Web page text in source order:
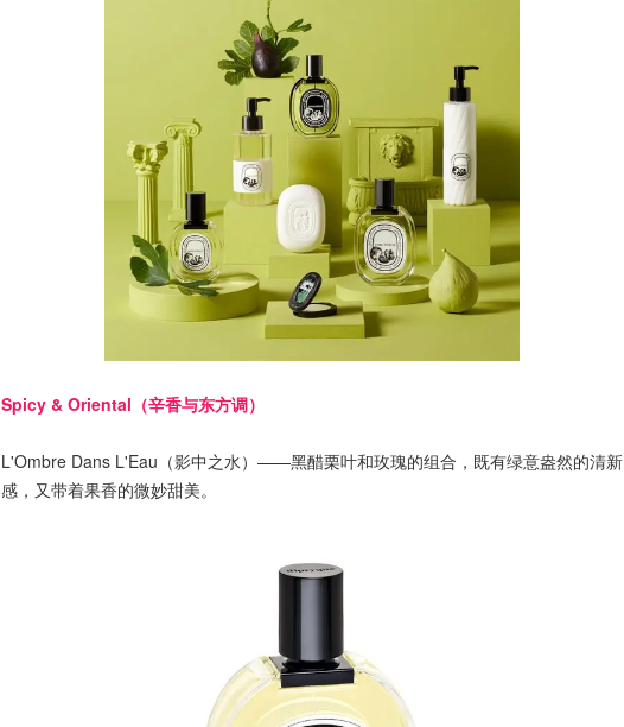
Spicy & Oriental（辛香与东方调）
L'Ombre Dans L'Eau（影中之水） ——黑醋栗叶和玫瑰的组合，既有绿意盎然的清新
感，又带着果香的微妙甜美。